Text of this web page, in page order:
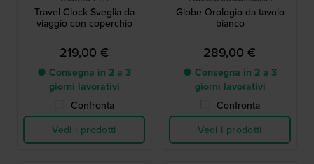
Travel Clock Sveglia da
viaggio con coperchio
219,00 €
● Consegna in 2 a 3
giorni lavorativi
Confronta
Vedi i prodotti
Globe Orologio da tavolo
bianco
289,00 €
● Consegna in 2 a 3
giorni lavorativi
Confronta
Vedi i prodotti